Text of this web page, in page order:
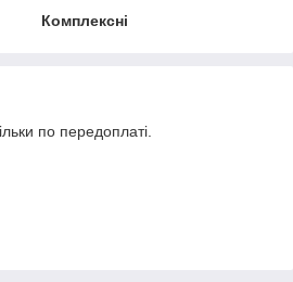
Комплексні
по передоплаті.